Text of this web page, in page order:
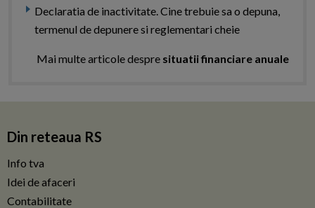
Declaratia de inactivitate. Cine trebuie sa o depuna,
termenul de depunere si reglementari cheie
Mai multe articole despre situatii financiare anuale
Din reteaua RS
Info tva
Idei de afaceri
Contabilitate